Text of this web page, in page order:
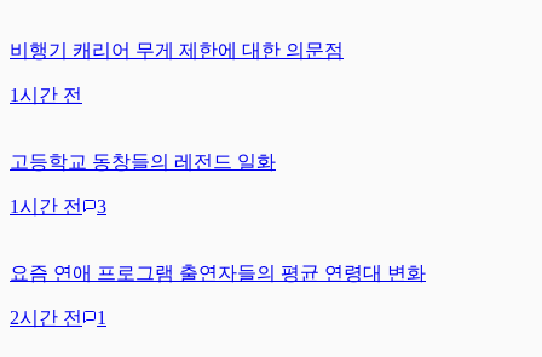
비행기 캐리어 무게 제한에 대한 의문점
1시간 전
고등학교 동창들의 레전드 일화
1시간 전 3
요즘 연애 프로그램 출연자들의 평균 연령대 변화
2시간 전 1